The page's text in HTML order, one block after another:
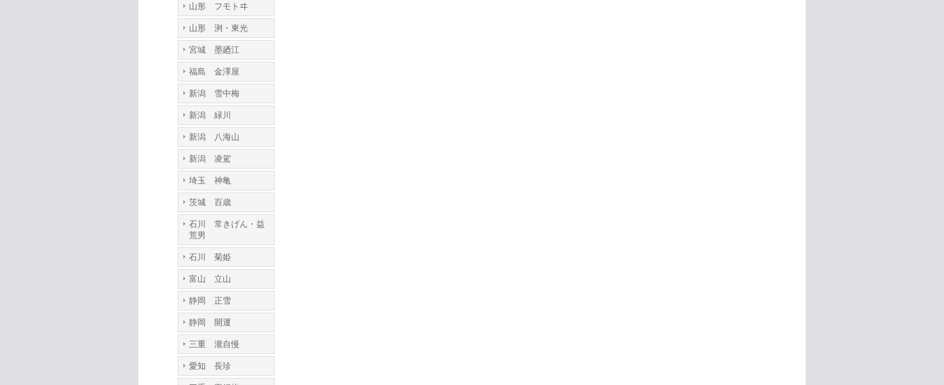
山形 フモトヰ
山形 洌・東光
宮城 墨廼江
福島 金澤屋
新潟 雪中梅
新潟 緑川
新潟 八海山
新潟 凌駕
埼玉 神亀
茨城 百歳
石川 常きげん・益
荒男
石川 菊姫
富山 立山
静岡 正雪
静岡 開運
三重 瀧自慢
愛知 長珍